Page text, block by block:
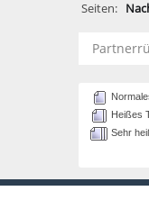
Seiten:
Heißes
Sehr